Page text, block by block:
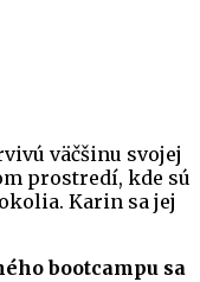
väčšinu svojej
prostredí, kde sú
Karin sa jej
bootcampu sa